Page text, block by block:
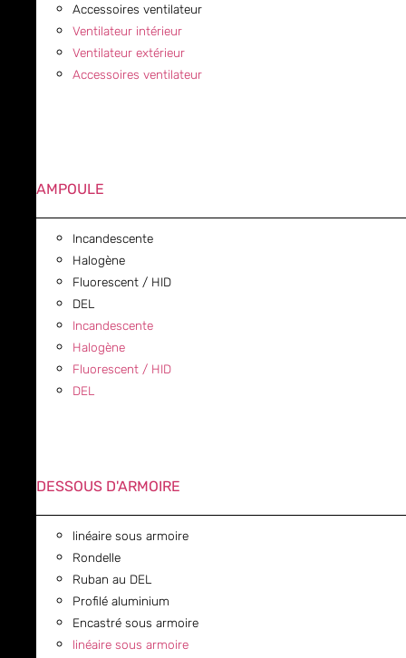
Accessoires ventilateur
Ventilateur intérieur
Ventilateur extérieur
Accessoires ventilateur
AMPOULE
Incandescente
Halogène
Fluorescent / HID
DEL
Incandescente
Halogène
Fluorescent / HID
DEL
DESSOUS D'ARMOIRE
linéaire sous armoire
Rondelle
Ruban au DEL
Profilé aluminium
Encastré sous armoire
linéaire sous armoire